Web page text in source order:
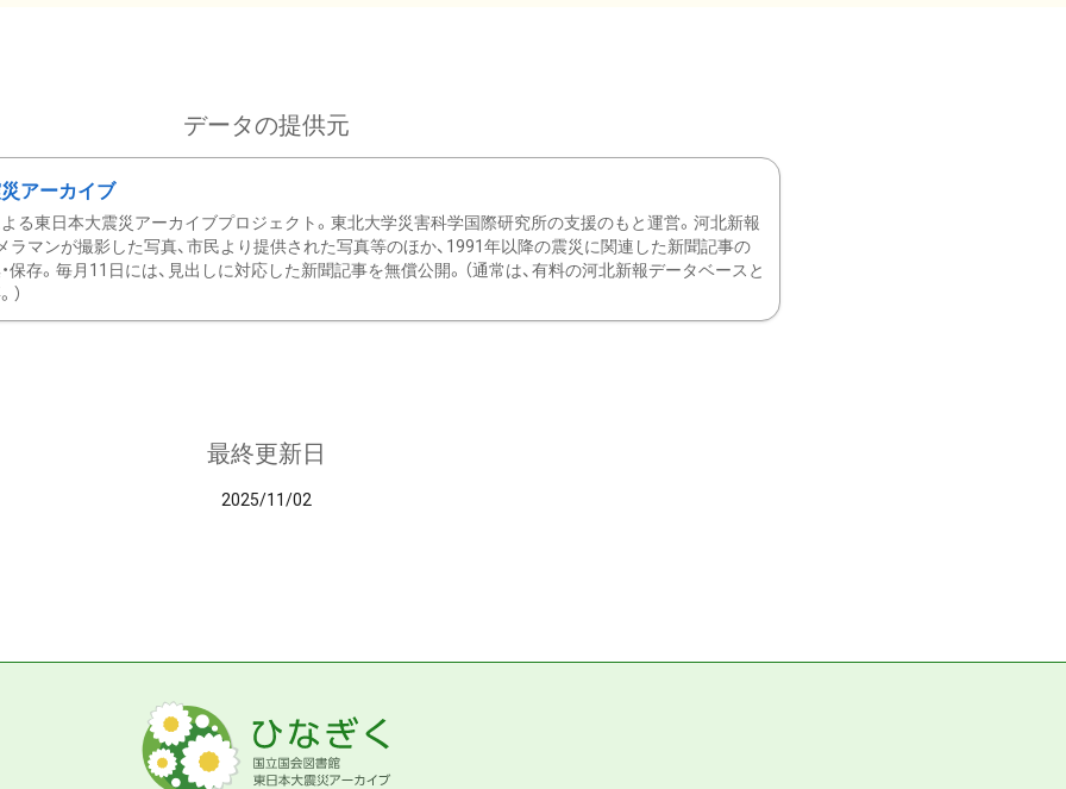
データの提供元
アーカイブ
る東日本大震災アーカイブプロジェクト。東北大学災害科学国際研究所の支援のもと運営。河北新報
ラマンが撮影した写真、市民より提供された写真等のほか、1991年以降の震災に関連した新聞記事の
保存。毎月11日には、見出しに対応した新聞記事を無償公開。（通常は、有料の河北新報データベースと
）
最終更新日
2025/11/02